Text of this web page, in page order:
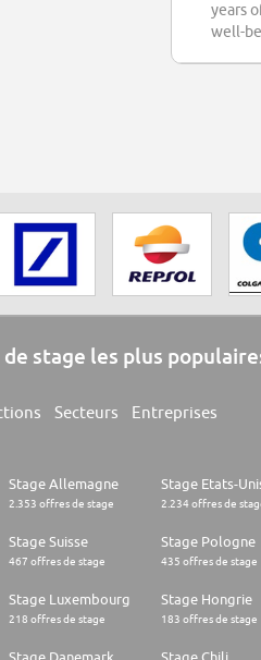
years
well-
stage les plus
Secteurs Entreprises
Stage Allemagne
2.353 offres de stage
Stage Etats-
2.234 offres de
Stage Suisse
467 offres de stage
Stage Pologne
435 offres de stage
Stage Luxembourg
218 offres de stage
Stage Hongrie
183 offres de stage